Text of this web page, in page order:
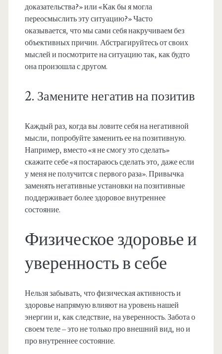
доказательства?» или «Как бы я могла
переосмыслить эту ситуацию?» Часто
оказывается, что мы сами себя накручиваем без
объективных причин. Абстрагируйтесь от своих
мыслей и посмотрите на ситуацию так, как будто
она произошла с другом.
2. Замените негатив на позитив
Каждый раз, когда вы ловите себя на негативной
мысли, попробуйте заменить ее на позитивную.
Например, вместо «я не смогу это сделать»
скажите себе «я постараюсь сделать это, даже если
у меня не получится с первого раза». Привычка
заменять негативные установки на позитивные
поддерживает более здоровое внутреннее
состояние.
Физическое здоровье и
уверенность в себе
Нельзя забывать, что физическая активность и
здоровье напрямую влияют на уровень нашей
энергии и, как следствие, на уверенность. Забота о
своем теле – это не только про внешний вид, но и
про внутреннее состояние.